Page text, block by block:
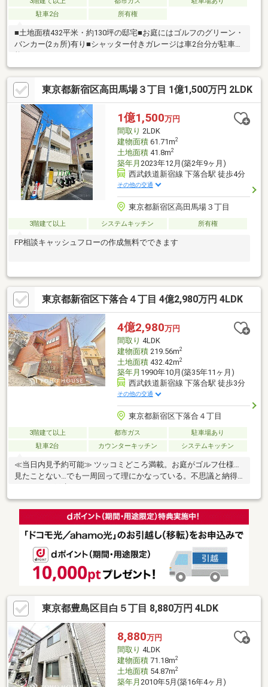
駐車2台
所有権
■土地面積432平米・約130坪の邸宅■お庭にはゴルフのグリーン・
バンカー(2ヵ所)有り■シャッター付きガレージは車2台分が駐車可
東京都新宿区高田馬場３丁目 1億1,500万円 2LDK
1億1,500万円
間取り 2LDK
建物面積61.71m2
土地面積41.8m2
築年月 2023年12月(築2年9ヶ月)
西武鉄道新宿線 下落合駅 徒歩4分
その他の交通
東京都新宿区高田馬場３丁目
3階建て以上 システムキッチン 所有権
FP相談キャッシュフローの作成無料でできます
東京都新宿区下落合４丁目 4億2,980万円 4LDK
4億2,980万円
間取り 4LDK
建物面積219.56m2
土地面積432.42m2
築年月 1990年10月(築35年11ヶ月)
西武鉄道新宿線 下落合駅 徒歩3分
その他の交通
東京都新宿区下落合４丁目
3階建て以上 都市ガス
駐車場あり
駐車2台
カウンターキッチン システムキッチン
≪当日内見予約可能≫ ツッコミどころ満載。お庭がゴルフ仕様…
見たことない…でも一周回って理にかなっている。不思議と納得
東京都豊島区目白５丁目 8,880万円 4LDK
8,880万円
間取り 4LDK
建物面積71.18m2
土地面積54.87m2
築年月 2010年5月(築16年4ヶ月)